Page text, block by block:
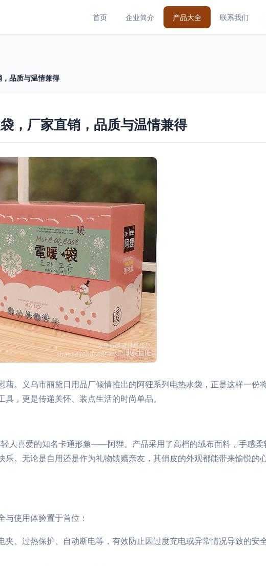
首页 企业简介 产品大全 联系我们
品质与温情兼得
，厂家直销，品质与温情兼得
。义乌市丽黛日用品厂倾情推出的阿狸系列电热水袋，正是这样一份
，更是传递关怀、装点生活的时尚单品。
人喜爱的知名卡通形象——阿狸。产品采用了高档的绒布面料，手感柔
。无论是自用还是作为礼物馈赠亲友，其俏皮的外观都能带来愉悦的
使用体验置于首位：
、过热保护、自动断电等，有效防止因过度充电或异常情况导致的安